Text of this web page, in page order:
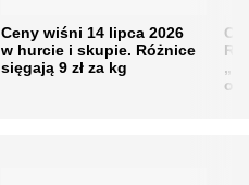
Ceny wiśni 14 lipca 2026
w hurcie i skupie. Różnice
sięgają 9 zł za kg